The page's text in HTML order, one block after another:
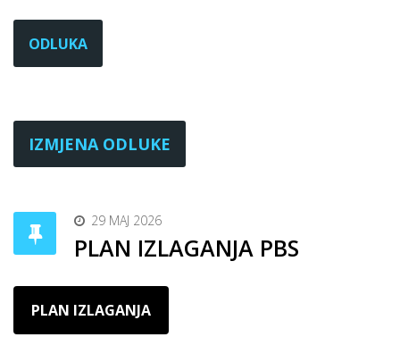
ODLUKA
IZMJENA ODLUKE
29 MAJ 2026
PLAN IZLAGANJA PBS
PLAN IZLAGANJA